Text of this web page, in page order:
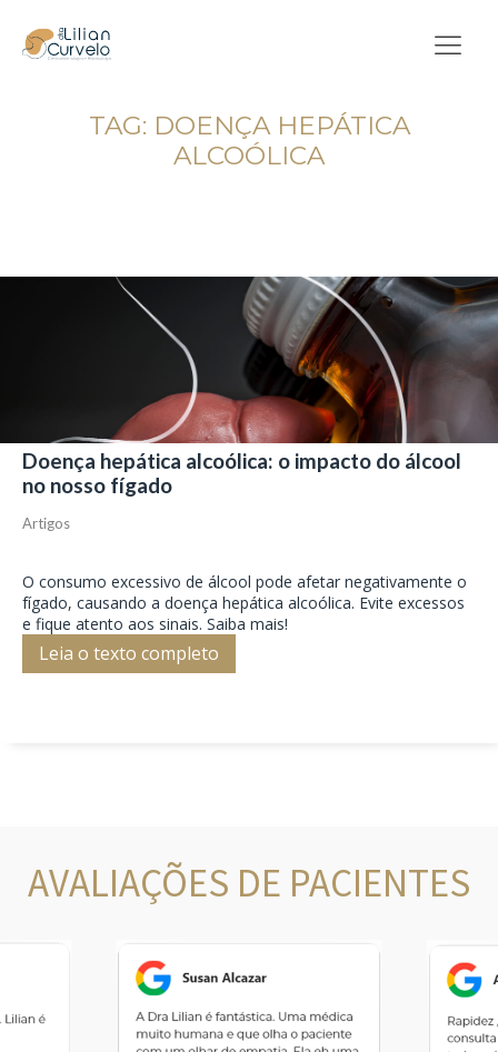
TAG: DOENÇA HEPÁTICA
ALCOÓLICA
Doença hepática alcoólica: o impacto do álcool
no nosso fígado
Artigos
O consumo excessivo de álcool pode afetar negativamente o
fígado, causando a doença hepática alcoólica. Evite excessos
e fique atento aos sinais. Saiba mais!
Leia o texto completo
AVALIAÇÕES DE PACIENTES